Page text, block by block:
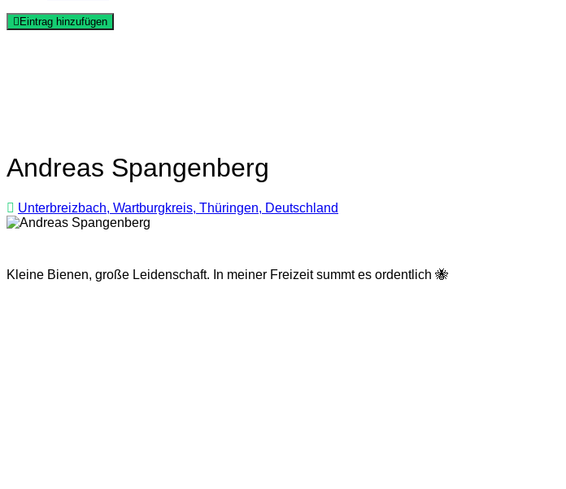
Eintrag hinzufügen
Andreas Spangenberg
Unterbreizbach, Wartburgkreis, Thüringen, Deutschland
Kleine Bienen, große Leidenschaft. In meiner Freizeit summt es ordentlich 🐝